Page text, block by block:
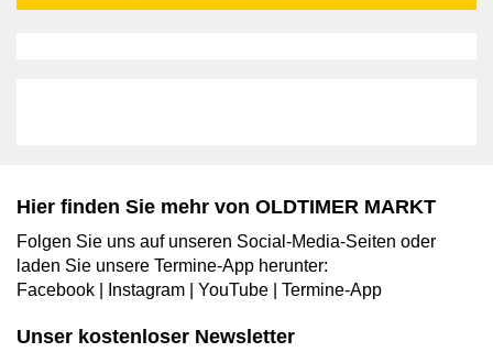
Hier finden Sie mehr von OLDTIMER MARKT
Folgen Sie uns auf unseren Social-Media-Seiten oder
laden Sie unsere Termine-App herunter:
Facebook
Instagram YouTube Termine-App
Unser kostenloser Newsletter